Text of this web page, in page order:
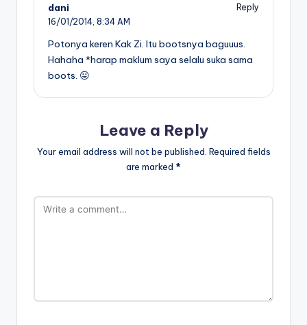
dani
Reply
16/01/2014, 8:34 AM
Potonya keren Kak Zi. Itu bootsnya baguuus.
Hahaha *harap maklum saya selalu suka sama
boots. 😛
Leave a Reply
Your email address will not be published. Required fields
are marked *